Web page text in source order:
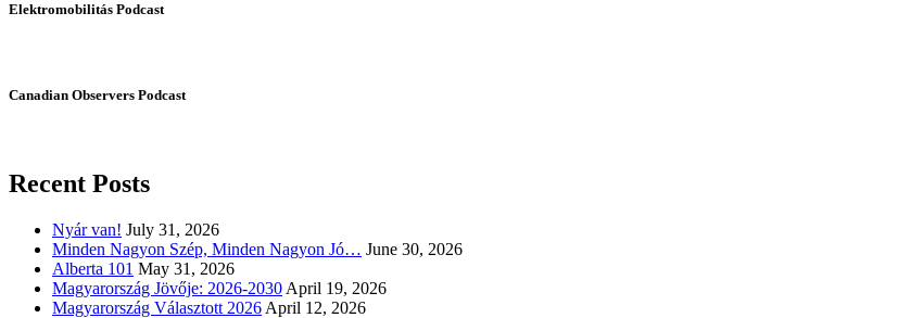
Elektromobilitás Podcast
Canadian Observers Podcast
Recent Posts
Nyár van! July 31, 2026
Minden Nagyon Szép, Minden Nagyon Jó… June 30, 2026
Alberta 101 May 31, 2026
Magyarország Jövője: 2026-2030 April 19, 2026
Magyarország Választott 2026 April 12, 2026